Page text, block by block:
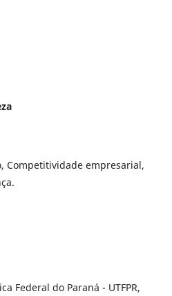
Competitividade empresarial,
Federal do Paraná - UTFPR,